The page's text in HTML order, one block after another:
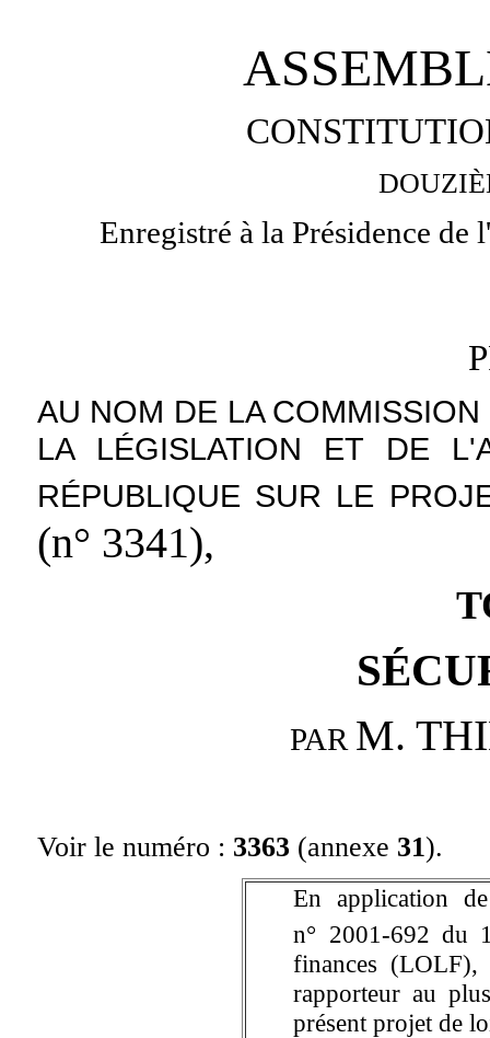
Enregistré à la Présidence
AU NOM DE LA
LA LÉGISLATION ET DE
RÉPUBLIQUE SUR LE
(n° 3341),
PAR M.
Voir le numéro : 3363 (annexe 31).
En application
n° 2001-692 du
finances (LOLF),
rapporteur au
présent projet de